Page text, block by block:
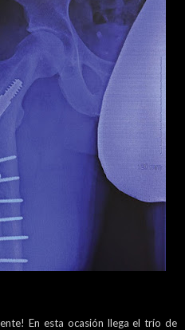
En esta ocasión llega el trío de